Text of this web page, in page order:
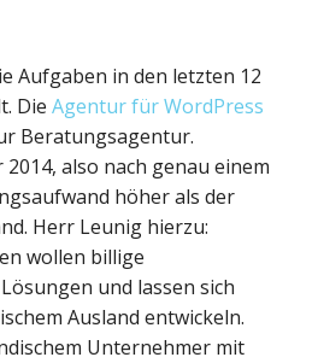
Aufgaben in den letzten 12
Die Agentur für WordPress
Beratungsagentur.
also nach genau einem
höher als der
Herr Leunig hierzu:
wollen billige
und lassen sich
Ausland entwickeln.
Unternehmer mit